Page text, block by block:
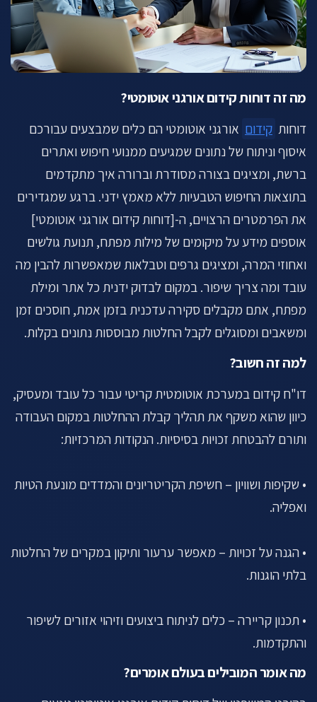
מה זה דוחות קידום אורגני אוטומטי?
דוחות קידום אורגני אוטומטי הם כלים שמבצעים עבורכם
איסוף וניתוח של נתונים שמגיעים ממנועי חיפוש ואתרים
ברשת, ומציגים בצורה מסודרת וברורה איך מתקדמים
בתוצאות החיפוש הטבעיות ללא מאמץ ידני. ברגע שמגדירים
את הפרמטרים הרצויים, ה-[דוחות קידום אורגני אוטומטי]
אוספים מידע על מיקומים של מילות מפתח, תנועת גולשים
ואחוזי המרה, ומציגים גרפים וטבלאות שמאפשרות להבין מה
עובד ומה צריך שיפור. במקום לבדוק ידנית כל אתר ומילת
מפתח, אתם מקבלים סקירה עדכנית בזמן אמת, חוסכים זמן
ומשאבים ומסוגלים לקבל החלטות מבוססות נתונים בקלות.
למה זה חשוב?
דו"ח קידום במערכת אוטומטית קריטי עבור כל עובד ומעסיק,
כיוון שהוא משקף את תהליך קבלת ההחלטות במקום העבודה
ותורם להבטחת זכויות בסיסיות. הנקודות המרכזיות:
• שקיפות ושוויון – חשיפת הקריטריונים והמדדים מונעת הטיות
ואפליה.
• הגנה על זכויות – מאפשר ערעור ותיקון במקרים של החלטות
בלתי הוגנות.
• תכנון קריירה – כלים לניתוח ביצועים וזיהוי אזורים לשיפור
והתקדמות.
מה אומר המובילים בעולם אומרים?